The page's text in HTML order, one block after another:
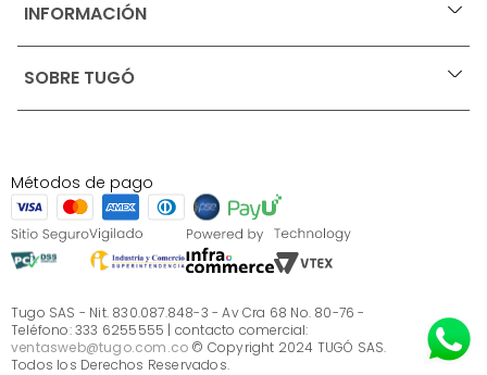
INFORMACIÓN +
Ofertas vigentes
Términos, condiciones y restricciones para productos
S.A.S
Términos, condiciones y restricciones Tugó S.A.S
Instructivo cuidado de muebles
Sé parte de Tugó
¿Quiénes somos?
Servicio al cliente
SOBRE TUGÓ +
¿Quieres vender en Tugó?
Métodos de pago
Tugo SAS - Nit. 830.087.848-3 - Av Cra 68 No. 80-76 -
Teléfono: 333 6255555 | contacto comercial:
ventasweb@tugo.com.co © Copyright 2024 TUGÓ SAS.
Todos los Derechos Reservados.